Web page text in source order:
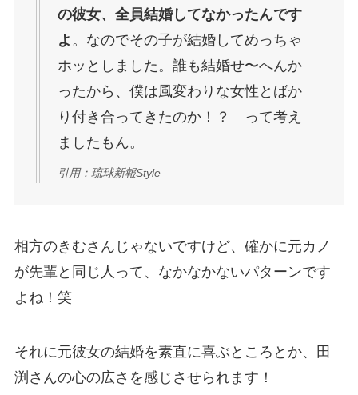
の彼女、全員結婚してなかったんです
よ 。なのでその子が結婚してめっちゃ
ホッとしました。誰も結婚せ〜へんか
ったから、僕は風変わりな女性とばか
り付き合ってきたのか！？ って考え
ましたもん。
引用：琉球新報Style
相方のきむさんじゃないですけど、確かに元カノ
が先輩と同じ人って、なかなかないパターンです
よね！笑
それに元彼女の結婚を素直に喜ぶところとか、田
渕さんの心の広さを感じさせられます！